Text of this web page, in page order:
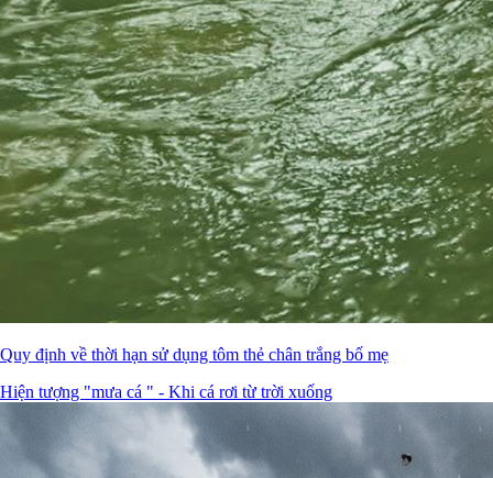
Quy định về thời hạn sử dụng tôm thẻ chân trắng bố mẹ
Hiện tượng "mưa cá " - Khi cá rơi từ trời xuống